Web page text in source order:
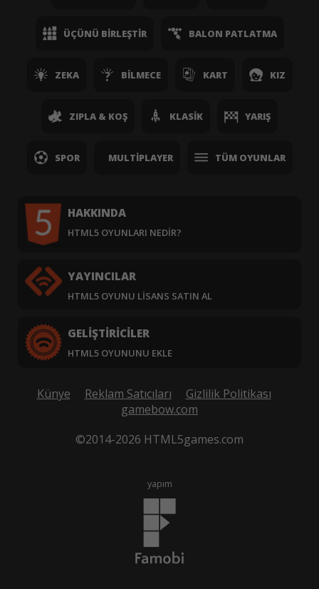
ÜÇÜNÜ BIRLEŞTIR BALON PATLATMA
ZEKA BILMECE KART KIZ
ZIPLA & KOŞ KLASIK YARIŞ
SPOR MULTIPLAYER TÜM OYUNLAR
HAKKINDA
HTML5 OYUNLARI NEDIR?
YAYINCILAR
HTML5 OYUNU LISANS SATIN AL
GELIŞTIRICILER
HTML5 OYUNUNU EKLE
Künye Reklam Satıcıları
Gizlilik Politikası
gamebow.com
©2014-2026 HTML5games.com
yapım